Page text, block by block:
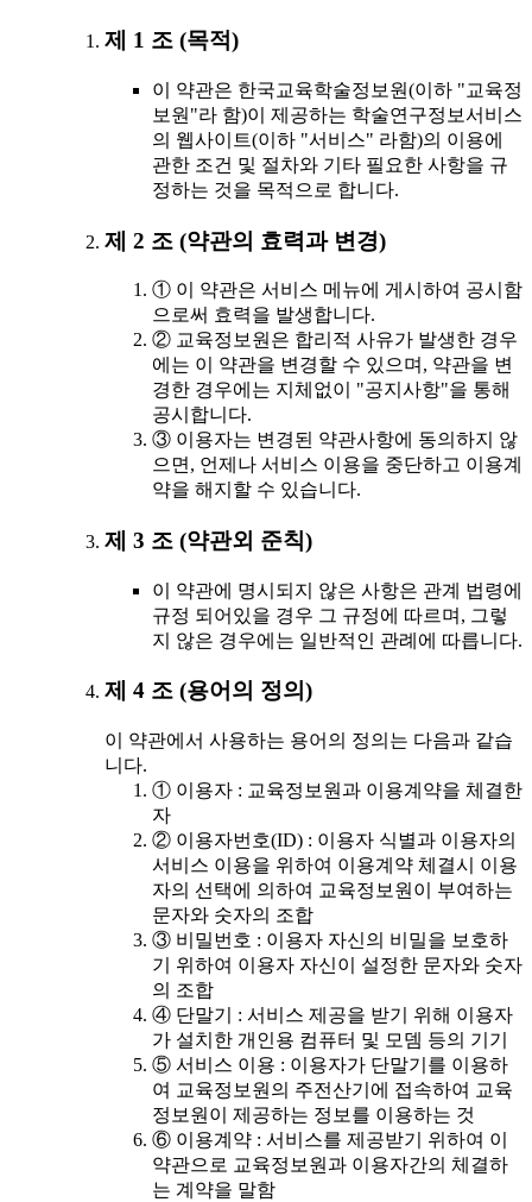
제 1 조 (목적)
이 약관은 한국교육학술정보원(이하 "교육정
보원"라 함)이 제공하는 학술연구정보서비스
의 웹사이트(이하 "서비스" 라함)의 이용에
관한 조건 및 절차와 기타 필요한 사항을 규
정하는 것을 목적으로 합니다.
제 2 조 (약관의 효력과 변경)
① 이 약관은 서비스 메뉴에 게시하여 공시함
으로써 효력을 발생합니다.
② 교육정보원은 합리적 사유가 발생한 경우
에는 이 약관을 변경할 수 있으며, 약관을 변
경한 경우에는 지체없이 "공지사항"을 통해
공시합니다.
③ 이용자는 변경된 약관사항에 동의하지 않
으면, 언제나 서비스 이용을 중단하고 이용계
약을 해지할 수 있습니다.
제 3 조 (약관외 준칙)
이 약관에 명시되지 않은 사항은 관계 법령에
규정 되어있을 경우 그 규정에 따르며, 그렇
지 않은 경우에는 일반적인 관례에 따릅니다.
제 4 조 (용어의 정의)
이 약관에서 사용하는 용어의 정의는 다음과 같습
니다.
① 이용자 : 교육정보원과 이용계약을 체결한
자
② 이용자번호(ID) : 이용자 식별과 이용자의
서비스 이용을 위하여 이용계약 체결시 이용
자의 선택에 의하여 교육정보원이 부여하는
문자와 숫자의 조합
③ 비밀번호 : 이용자 자신의 비밀을 보호하
기 위하여 이용자 자신이 설정한 문자와 숫자
의 조합
④ 단말기 : 서비스 제공을 받기 위해 이용자
가 설치한 개인용 컴퓨터 및 모뎀 등의 기기
⑤ 서비스 이용 : 이용자가 단말기를 이용하
여 교육정보원의 주전산기에 접속하여 교육
정보원이 제공하는 정보를 이용하는 것
⑥ 이용계약 : 서비스를 제공받기 위하여 이
약관으로 교육정보원과 이용자간의 체결하
는 계약을 말함